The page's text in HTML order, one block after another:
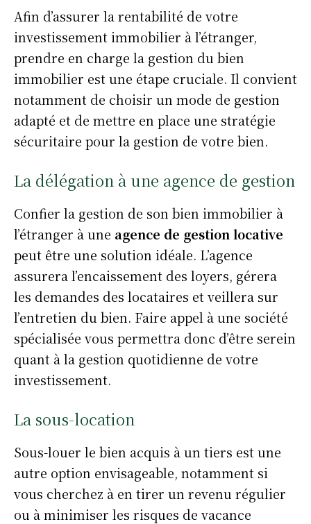
Afin d’assurer la rentabilité de votre
investissement immobilier à l’étranger,
prendre en charge la gestion du bien
immobilier est une étape cruciale. Il convient
notamment de choisir un mode de gestion
adapté et de mettre en place une stratégie
sécuritaire pour la gestion de votre bien.
La délégation à une agence de gestion
Confier la gestion de son bien immobilier à
l’étranger à une agence de gestion locative
peut être une solution idéale. L’agence
assurera l’encaissement des loyers, gérera
les demandes des locataires et veillera sur
l’entretien du bien. Faire appel à une société
spécialisée vous permettra donc d’être serein
quant à la gestion quotidienne de votre
investissement.
La sous-location
Sous-louer le bien acquis à un tiers est une
autre option envisageable, notamment si
vous cherchez à en tirer un revenu régulier
ou à minimiser les risques de vacance